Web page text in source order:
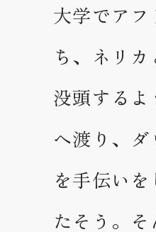
大学でア
ち、ネリ
没頭する
へ渡り、
を手伝い
たそう。